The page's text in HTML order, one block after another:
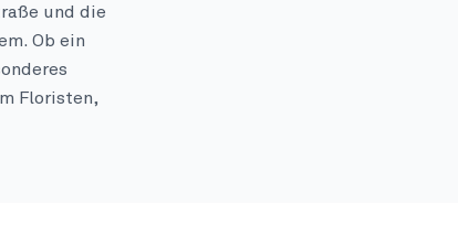
und die
Ob ein
Floristen,